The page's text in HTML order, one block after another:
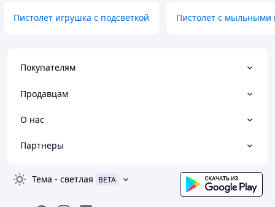
Пистолет игрушка с подсветкой Пистолет с мыльными
Покупателям
Продавцам
О нас
Партнеры
Тема - светлая BETA